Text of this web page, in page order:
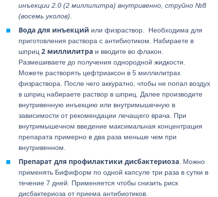
инъекции 2.0 (2 миллилитра) внутривенно, струйно №8
(восемь уколов)
Вода для инъекций или физраствор. Необходима для
приготовления раствора с антибиотиком. Набираете в
шприц2 миллилитра и вводите во флакон.
Размешиваете до получения однородной жидкости.
Можете растворять цефтриаксон в 5 миллилитрах
физраствора. После чего аккуратно, чтобы не попал воздух
в шприц набираете раствор в шприц. Далее производите
внутривенную инъекцию или внутримышечную в
зависимости от рекомендации лечащего врача. При
внутримышечном введение максимальная концентрация
препарата примерно в два раза меньше чем при
внутривенном.
Препарат для профилактики дисбактериоза . Можно
применять Бифиформ по одной капсуле три раза в сутки в
течение 7 дней. Применяется чтобы снизить риск
дисбактериоза от приема антибиотиков.